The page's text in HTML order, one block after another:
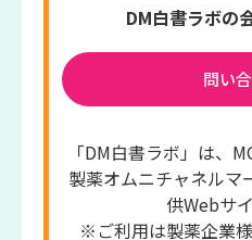
DM白書ラボの
問い
「DM白書ラボ」は、
製薬オムニチャネルマ
供Webサ
※ご利用は製薬企業様